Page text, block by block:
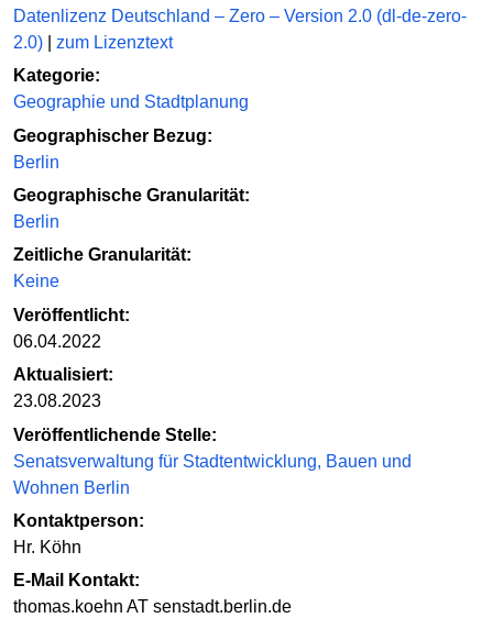
Datenlizenz Deutschland – Zero – Version 2.0 (dl-de-zero-
2.0)
zum Lizenztext
Kategorie:
Geographie und Stadtplanung
Geographischer Bezug:
Berlin
Geographische Granularität:
Berlin
Zeitliche Granularität:
Keine
Veröffentlicht:
06.04.2022
Aktualisiert:
23.08.2023
Veröffentlichende Stelle:
Senatsverwaltung für Stadtentwicklung, Bauen und
Wohnen Berlin
Kontaktperson:
Hr. Köhn
E-Mail Kontakt:
thomas.koehn AT senstadt.berlin.de